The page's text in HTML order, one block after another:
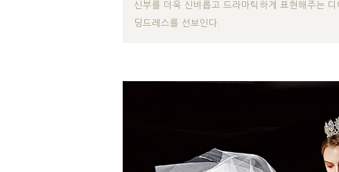
신부를 더욱 신비롭고 드라마틱하게 표현해주는
딩드레스를 선보인다.